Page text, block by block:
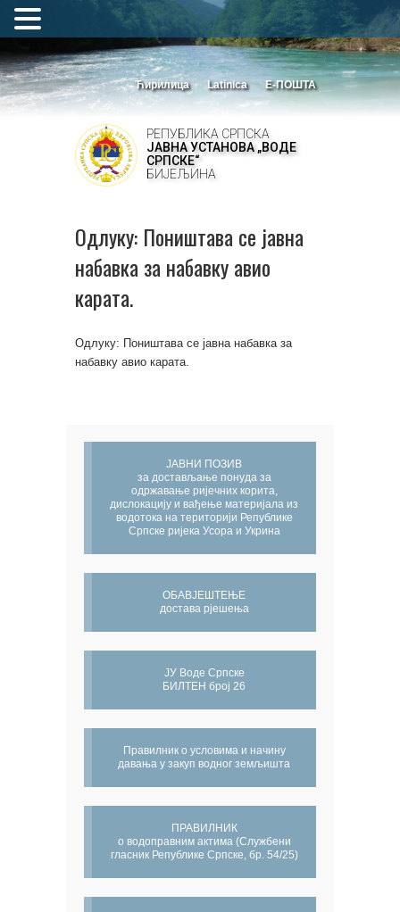
Ћирилица Latinica Е-ПОШТА
РЕПУБЛИКА СРПСКА
ЈАВНА УСТАНОВА „ВОДЕ
СРПСКЕ“
БИЈЕЉИНА
Одлуку: Поништава се јавна
набавка за набавку авио
карата.
Одлуку: Поништава се јавна набавка за
набавку авио карата.
ЈАВНИ ПОЗИВ
за достављање понуда за
одржавање ријечних корита,
дислокацију и вађење материјала из
водотока на територији Републике
Српске ријека Усора и Укрина
ОБАВЈЕШТЕЊЕ
достава рјешења
ЈУ Воде Српске
БИЛТЕН број 26
Правилник о условима и начину
давања у закуп водног земљишта
ПРАВИЛНИК
о водоправним актима (Службени
гласник Републике Српске, бр. 54/25)